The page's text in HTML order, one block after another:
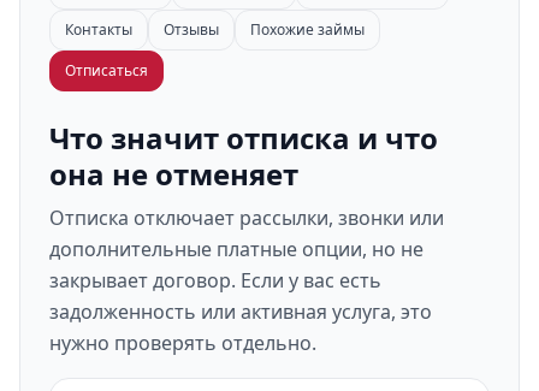
Контакты
Отзывы
Похожие займы
Отписаться
Что значит отписка и что
она не отменяет
Отписка отключает рассылки, звонки или
дополнительные платные опции, но не
закрывает договор. Если у вас есть
задолженность или активная услуга, это
нужно проверять отдельно.